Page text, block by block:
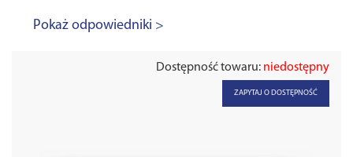
Pokaż odpowiedniki >
Dostępność towaru: niedostępny
ZAPYTAJ O DOSTĘPNOŚĆ